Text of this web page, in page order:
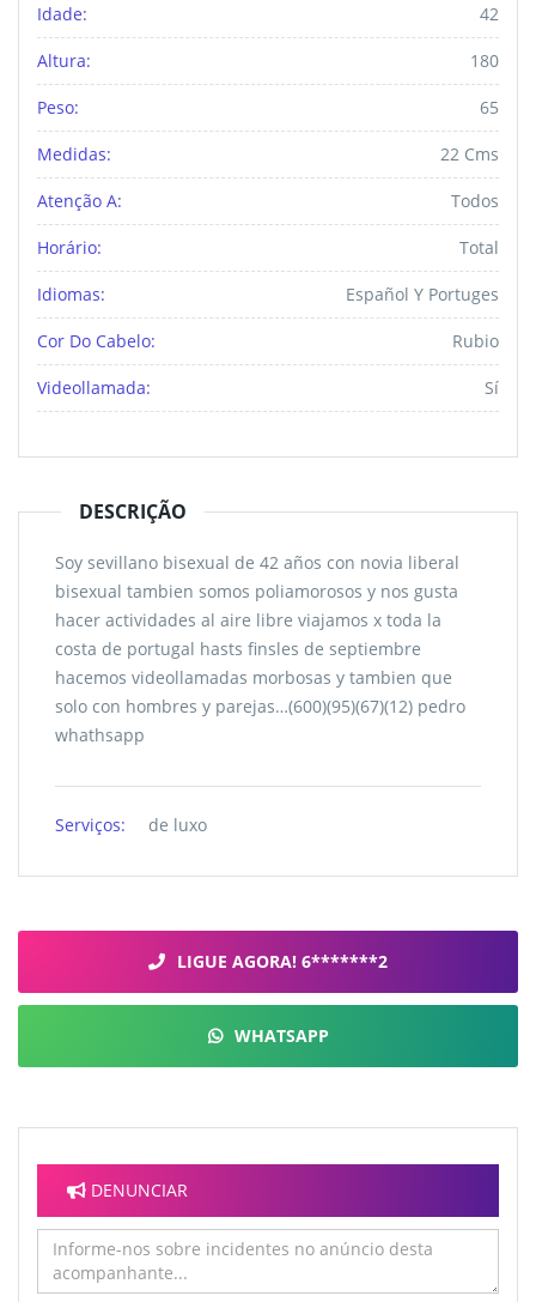
Idade: 42
Altura: 180
Peso: 65
Medidas: 22 Cms
Atenção A: Todos
Horário: Total
Idiomas: Español Y Portuges
Cor Do Cabelo: Rubio
Videollamada: Sí
DESCRIÇÃO
Soy sevillano bisexual de 42 años con novia liberal
bisexual tambien somos poliamorosos y nos gusta
hacer actividades al aire libre viajamos x toda la
costa de portugal hasts finsles de septiembre
hacemos videollamadas morbosas y tambien que
solo con hombres y parejas…(600)(95)(67)(12) pedro
whathsapp
Serviços: de luxo
LIGUE AGORA! 6*******2
WHATSAPP
DENUNCIAR